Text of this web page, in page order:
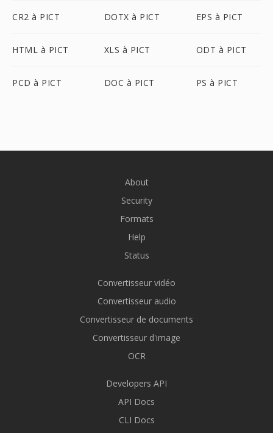
CR2 à PICT DOTX à PICT EPS à PICT
HTML à PICT XLS à PICT ODT à PICT
PCD à PICT DOC à PICT PS à PICT
About
Security
Formats
Help
Status
Convertisseur vidéo
Convertisseur audio
Convertisseur de documents
Convertisseur d'image
OCR
Developers API
API Docs
CLI Docs